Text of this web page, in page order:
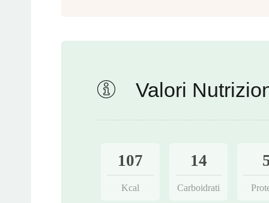
Valori
107
Kcal
14
Carboidrati